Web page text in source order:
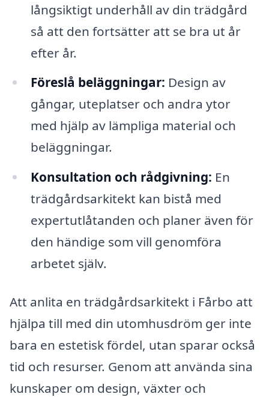
långsiktigt underhåll av din trädgård
så att den fortsätter att se bra ut år
efter år.
Föreslå beläggningar: Design av
gångar, uteplatser och andra ytor
med hjälp av lämpliga material och
beläggningar.
Konsultation och rådgivning: En
trädgårdsarkitekt kan bistå med
expertutlåtanden och planer även för
den händige som vill genomföra
arbetet själv.
Att anlita en trädgårdsarkitekt i Fårbo att
hjälpa till med din utomhusdröm ger inte
bara en estetisk fördel, utan sparar också
tid och resurser. Genom att använda sina
kunskaper om design, växter och